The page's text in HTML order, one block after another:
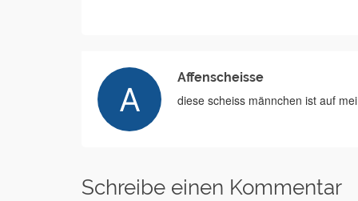
Affenscheisse
diese scheiss männchen ist auf
Schreibe einen Kommentar